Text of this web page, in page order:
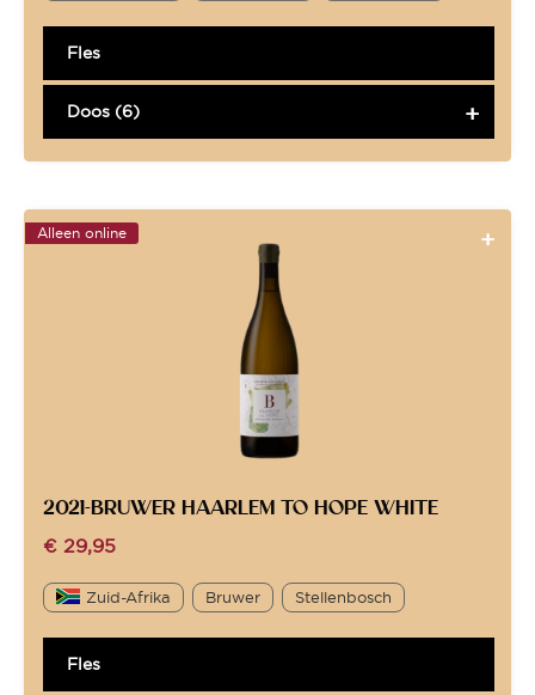
Fles
Doos (6)
Alleen online
2021-BRUWER HAARLEM TO HOPE WHITE
€ 29,95
Zuid-Afrika Bruwer Stellenbosch
Fles